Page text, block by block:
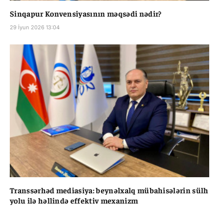
Sinqapur Konvensiyasının məqsədi nədir?
29 İyun 2026 13:04
Transsərhəd mediasiya: beynəlxalq mübahisələrin sülh
yolu ilə həllində effektiv mexanizm